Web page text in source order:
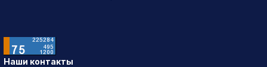
Наши контакты